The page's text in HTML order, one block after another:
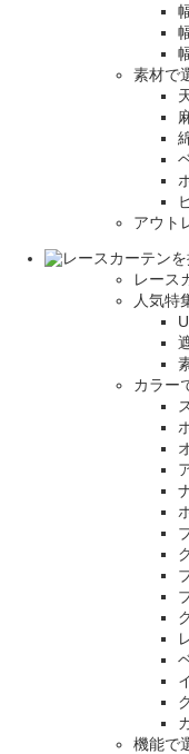
素材で
アウト
レース
人気特
カラー
機能で